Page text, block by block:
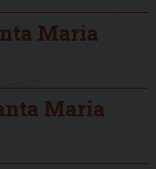
Maria
Maria